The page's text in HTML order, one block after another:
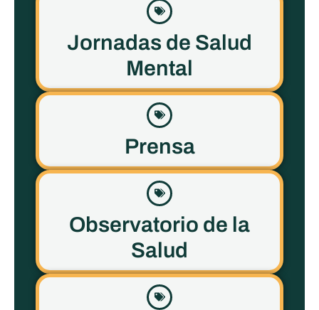
Jornadas de Salud
Mental
Prensa
Observatorio de la
Salud